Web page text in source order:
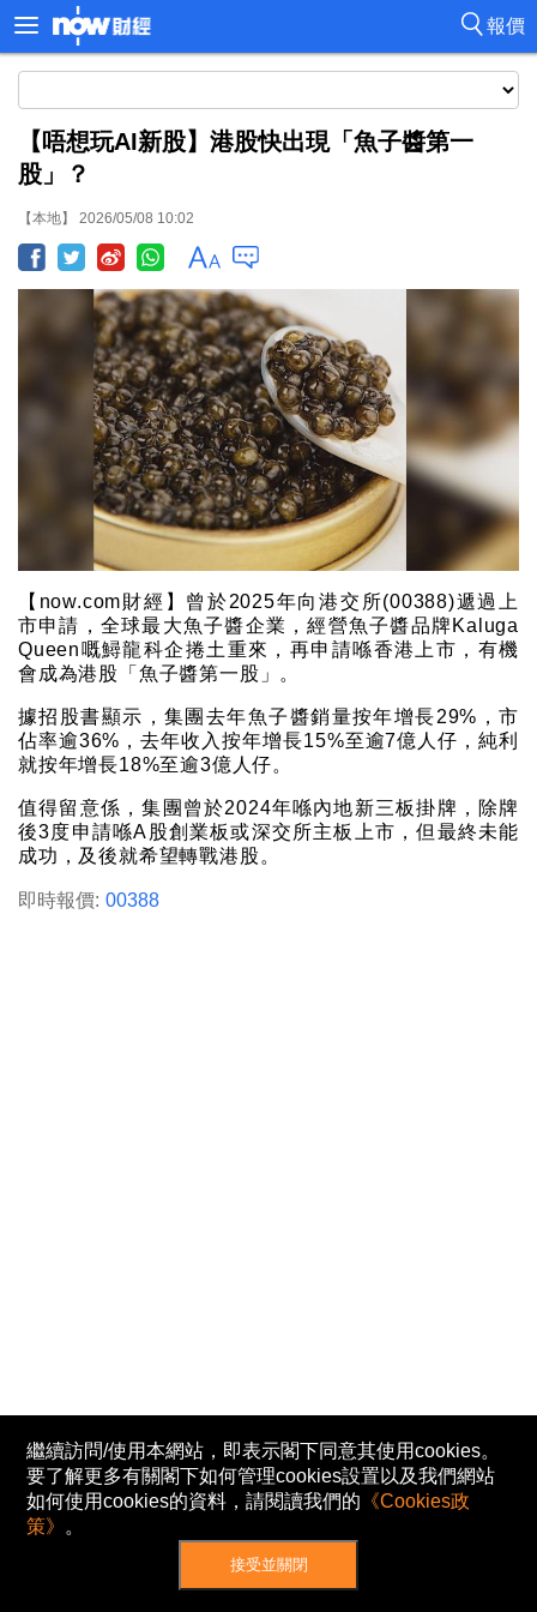
報價
【唔想玩AI新股】港股快出現「魚子醬第一
股」？
【本地】 2026/05/08 10:02
【now.com財經】曾於2025年向港交所(00388)遞過上
市申請，全球最大魚子醬企業，經營魚子醬品牌Kaluga
Queen嘅鱘龍科企捲土重來，再申請喺香港上市，有機
會成為港股「魚子醬第一股」。
據招股書顯示，集團去年魚子醬銷量按年增長29%，市
佔率逾36%，去年收入按年增長15%至逾7億人仔，純利
就按年增長18%至逾3億人仔。
值得留意係，集團曾於2024年喺內地新三板掛牌，除牌
後3度申請喺A股創業板或深交所主板上市，但最終未能
成功，及後就希望轉戰港股。
即時報價: 00388
繼續訪問/使用本網站，即表示閣下同意其使用cookies。
要了解更多有關閣下如何管理cookies設置以及我們網站
如何使用cookies的資料，請閱讀我們的 《Cookies政
策》 。
接受並關閉